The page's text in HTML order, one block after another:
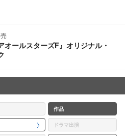
オールスターズF』オリジナル・
作品
ドラマ出演